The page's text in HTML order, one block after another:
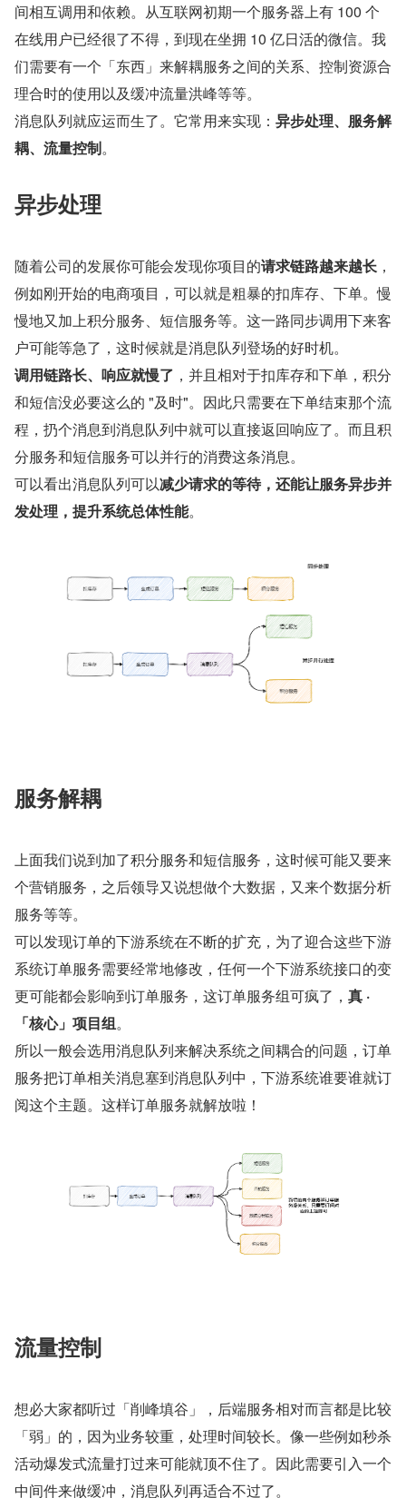
间相互调用和依赖。从互联网初期一个服务器上有 100 个
在线用户已经很了不得，到现在坐拥 10 亿日活的微信。我
们需要有一个「东西」来解耦服务之间的关系、控制资源合
理合时的使用以及缓冲流量洪峰等等。
消息队列就应运而生了。它常用来实现： 异步处理、服务解
耦、流量控制。
异步处理
随着公司的发展你可能会发现你项目的请求链路越来越长 ，
例如刚开始的电商项目，可以就是粗暴的扣库存、下单。慢
慢地又加上积分服务、短信服务等。这一路同步调用下来客
户可能等急了，这时候就是消息队列登场的好时机。
调用链路长、响应就慢了 ，并且相对于扣库存和下单，积分
和短信没必要这么的 "及时"。因此只需要在下单结束那个流
程，扔个消息到消息队列中就可以直接返回响应了。而且积
分服务和短信服务可以并行的消费这条消息。
可以看出消息队列可以减少请求的等待，还能让服务异步并
发处理，提升系统总体性能。
服务解耦
上面我们说到加了积分服务和短信服务，这时候可能又要来
个营销服务，之后领导又说想做个大数据，又来个数据分析
服务等等。
可以发现订单的下游系统在不断的扩充，为了迎合这些下游
系统订单服务需要经常地修改，任何一个下游系统接口的变
更可能都会影响到订单服务，这订单服务组可疯了， 真 ·
「核心」项目组。
所以一般会选用消息队列来解决系统之间耦合的问题，订单
服务把订单相关消息塞到消息队列中，下游系统谁要谁就订
阅这个主题。这样订单服务就解放啦！
流量控制
想必大家都听过「削峰填谷」，后端服务相对而言都是比较
「弱」的，因为业务较重，处理时间较长。像一些例如秒杀
活动爆发式流量打过来可能就顶不住了。因此需要引入一个
中间件来做缓冲，消息队列再适合不过了。